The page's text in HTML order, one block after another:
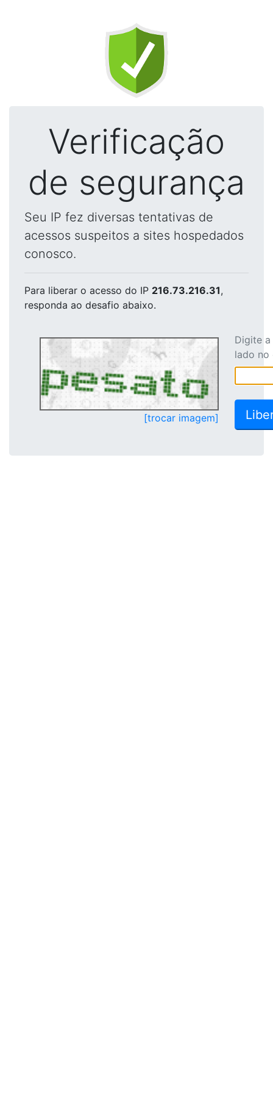
Verificação
de segurança
Seu IP fez diversas tentativas de
acessos suspeitos a sites hospedados
conosco.
Para liberar o acesso do IP 216.73.216.31,
responda ao desafio abaixo.
[trocar imagem]
Digite
lado no